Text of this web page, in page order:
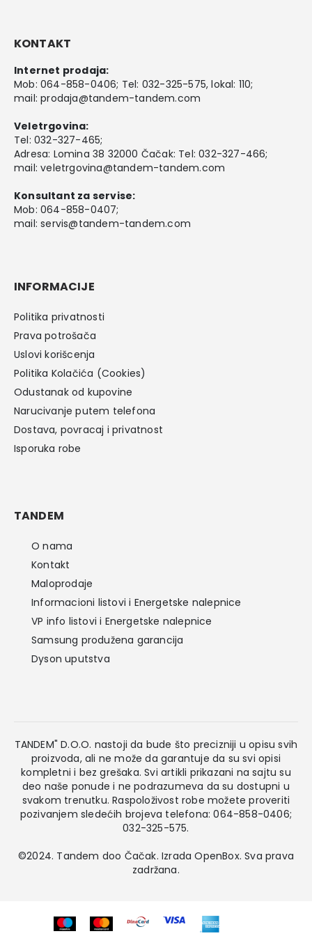
KONTAKT
Internet prodaja:
Mob: 064-858-0406; Tel: 032-325-575, lokal: 110;
mail:prodaja@tandem-tandem.com
Veletrgovina:
Tel: 032-327-465;
Adresa: Lomina 38 32000 Čačak: Tel: 032-327-466;
mail:veletrgovina@tandem-tandem.com
Konsultant za servise:
Mob: 064-858-0407;
mail:servis@tandem-tandem.com
INFORMACIJE
Politika privatnosti
Prava potrošača
Uslovi korišcenja
Politika Kolačića (Cookies)
Odustanak od kupovine
Narucivanje putem telefona
Dostava, povracaj i privatnost
Isporuka robe
TANDEM
O nama
Kontakt
Maloprodaje
Informacioni listovi i Energetske nalepnice
VP info listovi i Energetske nalepnice
Samsung produžena garancija
Dyson uputstva
TANDEM" D.O.O. nastoji da bude što precizniji u opisu svih
proizvoda, ali ne može da garantuje da su svi opisi
kompletni i bez grešaka. Svi artikli prikazani na sajtu su
deo naše ponude i ne podrazumeva da su dostupni u
svakom trenutku. Raspoloživost robe možete proveriti
pozivanjem sledećih brojeva telefona: 064-858-0406;
032-325-575.
©2024. Tandem doo Čačak. IzradaOpenBox. Sva prava
zadržana.